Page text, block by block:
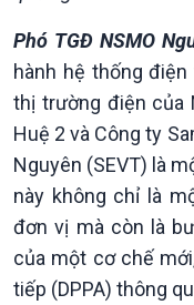
Chính trị
Tin Chính trị
Chính phủ với người
Quốc hội với cử tri
Phó TGĐ NSMO
hành hệ thống
thị trường điện của
Huệ 2 và Công ty
Nguyên (SEVT) là
này không chỉ là
đơn vị mà còn là
của một cơ chế
tiếp (DPPA) thông